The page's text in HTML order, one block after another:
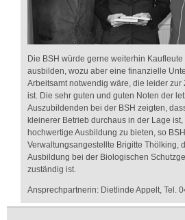
Die BSH würde gerne weiterhin
ausbilden, wozu aber eine finanzielle
Arbeitsamt notwendig wäre, die leider zur
ist. Die sehr guten und guten Noten der
Auszubildenden bei der BSH zeigten,
kleinerer Betrieb durchaus in der Lage
hochwertige Ausbildung zu bieten, so
Verwaltungsangestellte Brigitte Thölking,
Ausbildung bei der Biologischen
zuständig ist.
Ansprechpartnerin: Dietlinde Appelt, Tel.